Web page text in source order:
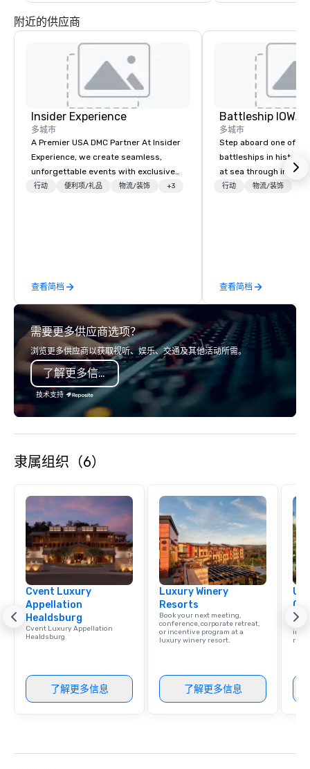
附近的供应商
Insider Experience
多城市
A Premier USA DMC Partner At Insider
Experience, we create seamless,
unforgettable events with exclusive
access to premium venues, world-
times, all-inclusive budget
turnarounds, strong industry
relationships, and operational
precision. We operate across the U.S.
in key destinations such as Hawaii,
Los Angeles, San Francisco, San
Diego, Orange County, Las Vegas, New
York, Chicago and Miami. Our global
offices enable us to efficiently serve
both U.S. and international clients
across multiple time zones. Let’s craft
contact us today!
行动 便利项/礼品 物流/装饰 +3
查看简档
Battleship IOWA
多城市
Step aboard one of
battleships in history
at sea through
designed for all
massive gun turrets,
the heart of the
or racing against
ship in a thrilling
each experience
in unforgettable ways.
行动 物流/装饰
查看简档
需要更多供应商选项？
浏览更多供应商以获取视听、娱乐、交通及其他活动所需。
了解更多信息
技术支持
隶属组织（6）
Cvent Luxury
Appellation
Healdsburg
Cvent Luxury Appellation
Healdsburg
了解更多信息
Luxury Winery
Resorts
Book your next meeting,
conference, corporate retreat,
or incentive program at a
luxury winery resort.
了解更多信息
Find